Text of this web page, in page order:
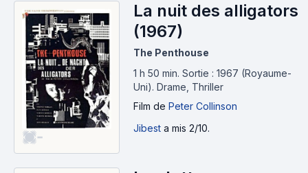
-
La nuit des alligators
(1967)
The Penthouse
1 h 50 min. Sortie : 1967 (Royaume-
Uni). Drame, Thriller
Film de Peter Collinson
Jibest a mis 2/10.